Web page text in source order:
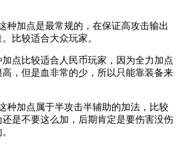
加点是最常规的，在保证高攻击输出
比较适合大众玩家。
比较适合人民币玩家，因为全力加点
，但是血非常的少，所以只能靠装备来
加点属于半攻击半辅助的加法，比较
是不要这么加，后期肯定是要伤害没伤